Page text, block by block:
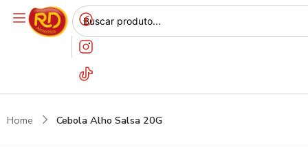
Home Cebola Alho Salsa 20G